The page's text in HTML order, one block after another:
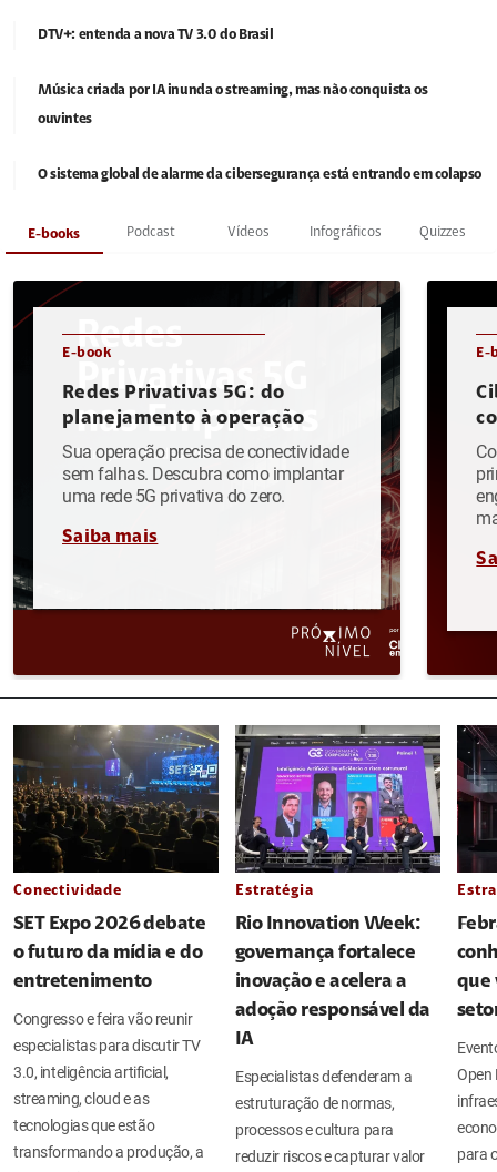
DTV+: entenda a nova TV 3.0 do Brasil
Música criada por IA inunda o streaming, mas não conquista os
ouvintes
O sistema global de alarme da cibersegurança está entrando em colapso
E-books Podcast Vídeos Infográficos Quizzes
E-book
Redes Privativas 5G: do
planejamento à operação
Sua operação precisa de conectividade
sem falhas. Descubra como implantar
uma rede 5G privativa do zero.
Saiba mais
E-
Conectividade
SET Expo 2026 debate
o futuro da mídia e do
entretenimento
Congresso e feira vão reunir
especialistas para discutir TV
3.0, inteligência artificial,
streaming, cloud e as
tecnologias que estão
transformando a produção, a
Estratégia
Rio Innovation Week:
governança fortalece
inovação e acelera a
adoção responsável da
IA
Especialistas defenderam a
estruturação de normas,
processos e cultura para
reduzir riscos e capturar valor
que
Open
para